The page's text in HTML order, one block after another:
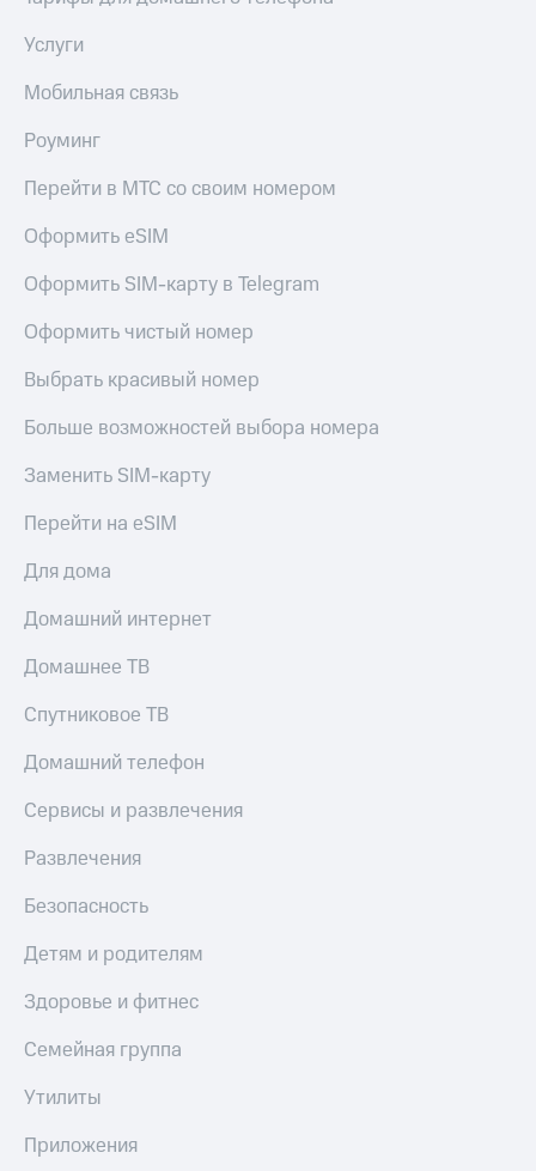
Услуги
Мобильная связь
Роуминг
Перейти в МТС со своим номером
Оформить eSIM
Оформить SIM-карту в Telegram
Оформить чистый номер
Выбрать красивый номер
Больше возможностей выбора номера
Заменить SIM-карту
Перейти на eSIM
Для дома
Домашний интернет
Домашнее ТВ
Спутниковое ТВ
Домашний телефон
Сервисы и развлечения
Развлечения
Безопасность
Детям и родителям
Здоровье и фитнес
Семейная группа
Утилиты
Приложения